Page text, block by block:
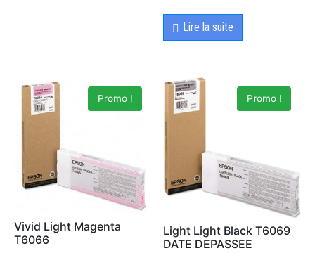
Lire la suite
Promo !
Vivid Light Magenta
T6066
Promo !
Light Light Black T6069
DATE DEPASSEE